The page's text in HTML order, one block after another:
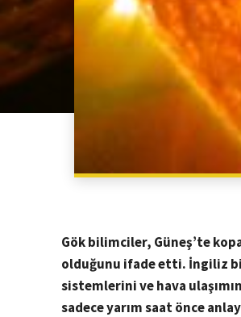
Gök bilimciler, Güneş’te
olduğunu ifade etti. İngiliz
sistemlerini ve hava
sadece yarım saat önce